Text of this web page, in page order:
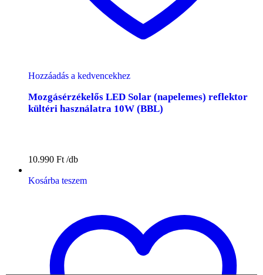
Hozzáadás a kedvencekhez
Mozgásérzékelős LED Solar (napelemes) reflektor
kültéri használatra 10W (BBL)
10.990 Ft
Kosárba teszem